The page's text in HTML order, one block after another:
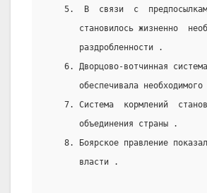
5.  В  связи  с
становилось жизненно
       раздробленности .
6. Дворцово-вотчинная
обеспечивала
7. Система  кормлений
       объединения страны .
8. Боярское правление
       власти .